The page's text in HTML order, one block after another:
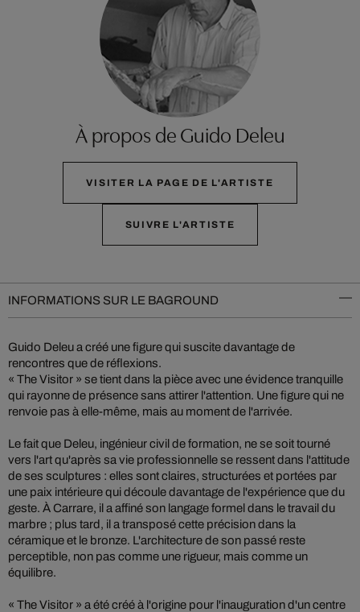
À propos de Guido Deleu
VISITER LA PAGE DE L'ARTISTE
SUIVRE L'ARTISTE
INFORMATIONS SUR LE BAGROUND
Guido Deleu a créé une figure qui suscite davantage de
rencontres que de réflexions.
« The Visitor » se tient dans la pièce avec une évidence tranquille
qui rayonne de présence sans attirer l'attention. Une figure qui ne
renvoie pas à elle-même, mais au moment de l'arrivée.
Le fait que Deleu, ingénieur civil de formation, ne se soit tourné
vers l'art qu'après sa vie professionnelle se ressent dans l'attitude
de ses sculptures : elles sont claires, structurées et portées par
une paix intérieure qui découle davantage de l'expérience que du
geste. À Carrare, il a affiné son langage formel dans le travail du
marbre ; plus tard, il a transposé cette précision dans la
céramique et le bronze. L'architecture de son passé reste
perceptible, non pas comme une rigueur, mais comme un
équilibre.
« The Visitor » a été créé à l'origine pour l'inauguration d'un centre